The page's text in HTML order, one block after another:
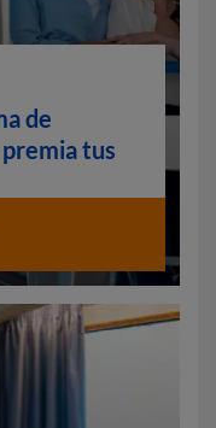
de
tus